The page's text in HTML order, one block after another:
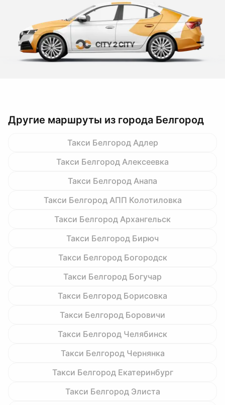
Другие маршруты из города Белгород
Такси Белгород Адлер
Такси Белгород Алексеевка
Такси Белгород Анапа
Такси Белгород АПП Колотиловка
Такси Белгород Архангельск
Такси Белгород Бирюч
Такси Белгород Богородск
Такси Белгород Богучар
Такси Белгород Борисовка
Такси Белгород Боровичи
Такси Белгород Челябинск
Такси Белгород Чернянка
Такси Белгород Екатеринбург
Такси Белгород Элиста